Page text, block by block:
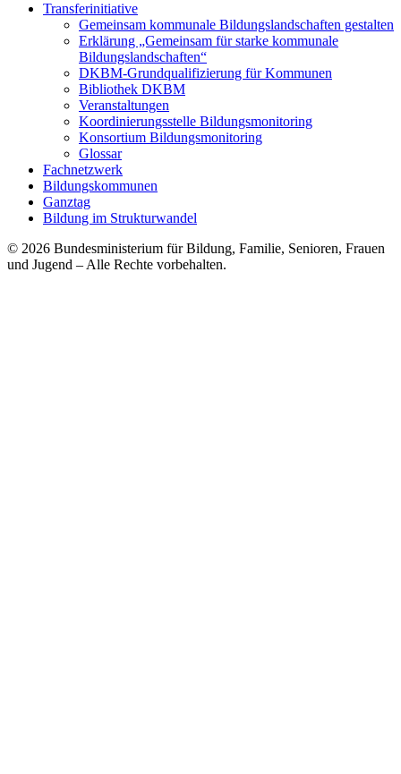
Transferinitiative
Gemeinsam kommunale Bildungslandschaften gestalten
Erklärung „Gemeinsam für starke kommunale
Bildungslandschaften“
DKBM-Grundqualifizierung für Kommunen
Bibliothek DKBM
Veranstaltungen
Koordinierungsstelle Bildungsmonitoring
Konsortium Bildungsmonitoring
Glossar
Fachnetzwerk
Bildungskommunen
Ganztag
Bildung im Strukturwandel
© 2026 Bundesministerium für Bildung, Familie, Senioren, Frauen
und Jugend – Alle Rechte vorbehalten.